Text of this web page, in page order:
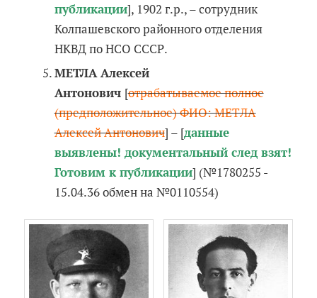
публикации], 1902 г.р., – сотрудник
Колпашевского районного отделения
НКВД по НСО СССР.
МЕТЛА Алексей
Антонович [отрабатываемое полное
(предположительное) ФИО: МЕТЛА
Алексей Антонович] – [данные
выявлены! документальный след взят!
Готовим к публикации] (№1780255 -
15.04.36 обмен на №0110554)